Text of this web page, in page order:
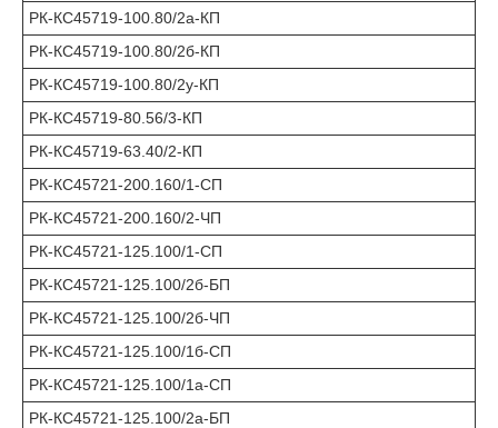
РК-КС45719-100.80/2а-КП
РК-КС45719-100.80/2б-КП
РК-КС45719-100.80/2у-КП
РК-КС45719-80.56/3-КП
РК-КС45719-63.40/2-КП
РК-КС45721-200.160/1-СП
РК-КС45721-200.160/2-ЧП
РК-КС45721-125.100/1-СП
РК-КС45721-125.100/2б-БП
РК-КС45721-125.100/2б-ЧП
РК-КС45721-125.100/1б-СП
РК-КС45721-125.100/1а-СП
РК-КС45721-125.100/2а-БП